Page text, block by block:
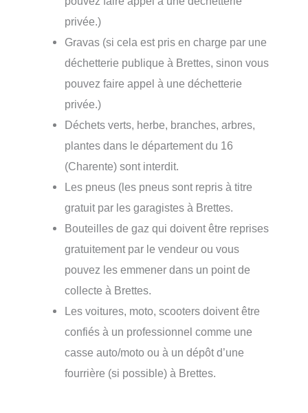
privée.)
Gravas (si cela est pris en charge par une
déchetterie publique à Brettes, sinon vous
pouvez faire appel à une déchetterie
privée.)
Déchets verts, herbe, branches, arbres,
plantes dans le département du 16
(Charente) sont interdit.
Les pneus (les pneus sont repris à titre
gratuit par les garagistes à Brettes.
Bouteilles de gaz qui doivent être reprises
gratuitement par le vendeur ou vous
pouvez les emmener dans un point de
collecte à Brettes.
Les voitures, moto, scooters doivent être
confiés à un professionnel comme une
casse auto/moto ou à un dépôt d’une
fourrière (si possible) à Brettes.